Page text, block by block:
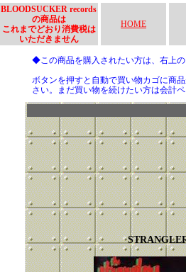
BLOODSUCKER records
の商品は
これまでどおり消費税は
いただきません
HOME
◆この商品を購入されたい方は、右上
ボタンを押すと自動で買い物カゴに商
さい。まだ買い物を続けたい方は会計